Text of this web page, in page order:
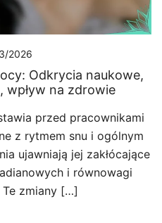
2026
Odkrycia naukowe,
wpływ na zdrowie
przed pracownikami
z rytmem snu i ogólnym
ujawniają jej zakłócające
i równowagi
Te zmiany […]